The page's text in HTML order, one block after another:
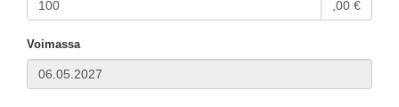
,00 €
Voimassa